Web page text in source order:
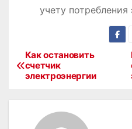
учету потребления
НКак остановить
счетчик
электроэнергии